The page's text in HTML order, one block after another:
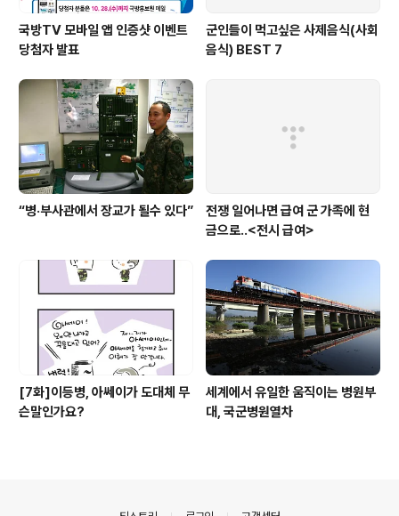
국방TV 모바일 앱 인증샷 이벤트
당첨자 발표
군인들이 먹고싶은 사제음식(사회
음식) BEST 7
“병·부사관에서 장교가 될수 있다”
전쟁 일어나면 급여 군 가족에 현
금으로..<전시 급여>
[7화]이등병, 아쎄이가 도대체 무
슨말인가요?
세계에서 유일한 움직이는 병원부
대, 국군병원열차